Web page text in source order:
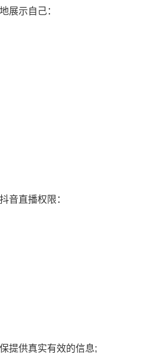
展示自己：
音直播权限：
提供真实有效的信息;
抖音客服电话是多少？抖音24